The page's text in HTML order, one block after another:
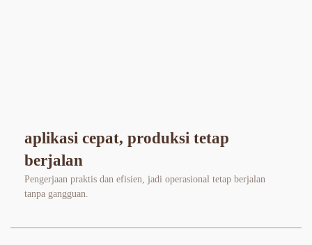
aplikasi cepat, produksi tetap
berjalan
Pengerjaan praktis dan efisien, jadi operasional tetap berjalan
tanpa gangguan.